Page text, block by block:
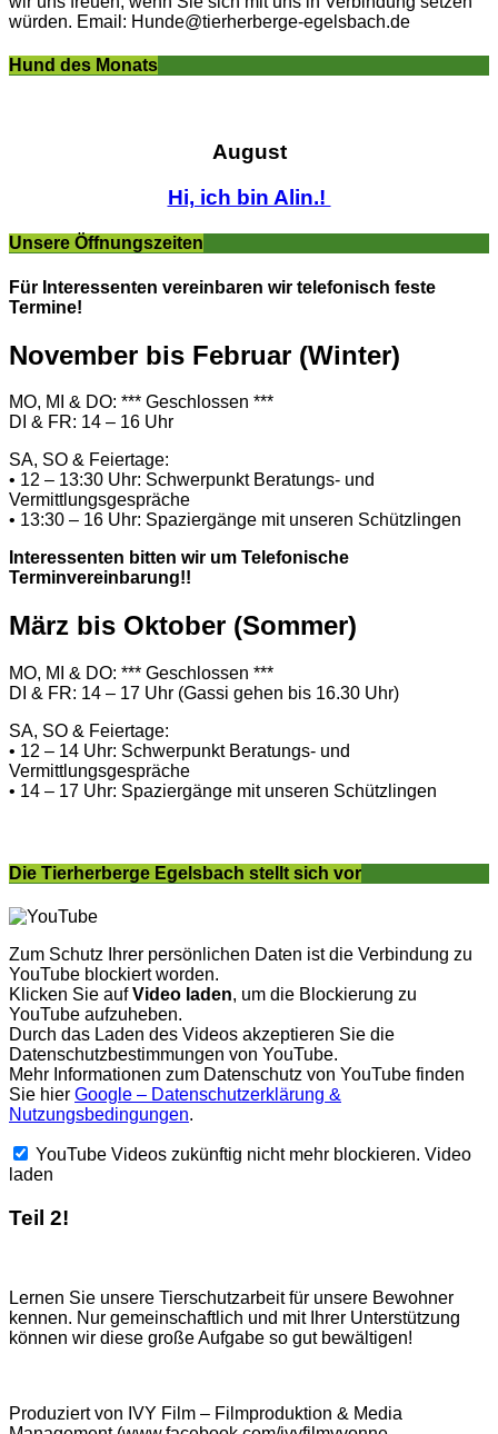
würden. Email: Hunde@tierherberge-egelsbach.de
Hund des Monats
August
Hi, ich bin Alin.!
Unsere Öffnungszeiten
Für Interessenten vereinbaren wir telefonisch feste
Termine!
November bis Februar (Winter)
MO, MI & DO: *** Geschlossen ***
DI & FR: 14 – 16 Uhr
SA, SO & Feiertage:
• 12 – 13:30 Uhr: Schwerpunkt Beratungs- und
Vermittlungsgespräche
• 13:30 – 16 Uhr: Spaziergänge mit unseren Schützlingen
Interessenten bitten wir um Telefonische
Terminvereinbarung!!
März bis Oktober (Sommer)
MO, MI & DO: *** Geschlossen ***
DI & FR: 14 – 17 Uhr (Gassi gehen bis 16.30 Uhr)
SA, SO & Feiertage:
• 12 – 14 Uhr: Schwerpunkt Beratungs- und
Vermittlungsgespräche
• 14 – 17 Uhr: Spaziergänge mit unseren Schützlingen
Die Tierherberge Egelsbach stellt sich vor
Zum Schutz Ihrer persönlichen Daten ist die Verbindung zu
YouTube blockiert worden.
Klicken Sie aufVideo laden, um die Blockierung zu
YouTube aufzuheben.
Durch das Laden des Videos akzeptieren Sie die
Datenschutzbestimmungen von YouTube.
Mehr Informationen zum Datenschutz von YouTube finden
Sie hier Google – Datenschutzerklärung &
Nutzungsbedingungen.
YouTube Videos zukünftig nicht mehr blockieren. Video
laden
Teil 2!
Lernen Sie unsere Tierschutzarbeit für unsere Bewohner
kennen. Nur gemeinschaftlich und mit Ihrer Unterstützung
können wir diese große Aufgabe so gut bewältigen!
Produziert von IVY Film – Filmproduktion & Media